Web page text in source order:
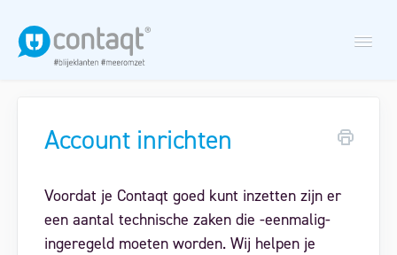
Nieuwsbriefmodule
Nazorgscan
Account inrichten
Voordat je Contaqt goed kunt inzetten zijn er
een aantal technische zaken die -eenmalig-
ingeregeld moeten worden. Wij helpen je